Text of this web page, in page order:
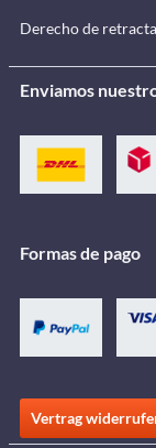
Derecho de
Enviamos
Formas de pago
Vertrag